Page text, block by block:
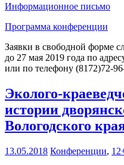
Информационное письмо
Программа конференции
Заявки в свободной форме
до 27 мая 2019 года по
или по телефону (8172)72-
Эколого-
истории
Вологодского
13.05.2018 Конференции,